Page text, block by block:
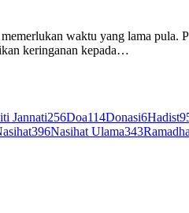
waktu yang lama
keringanan kepada…
Jannati256Doa114Donasi6Hadist
396Nasihat Ulama343